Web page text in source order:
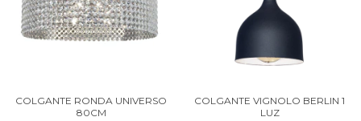
COLGANTE RONDA UNIVERSO
80CM
COLGANTE VIGNOLO BERLIN 1
LUZ